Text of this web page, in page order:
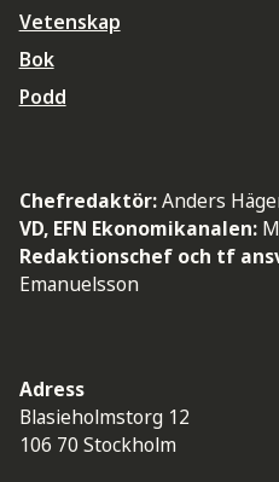
Vetenskap
Bok
Podd
Chefredaktör:Anders
VD, EFN Ekonomikanalen:
Redaktionschef och tf
Emanuelsson
Adress
Blasieholmstorg 12
106 70 Stockholm